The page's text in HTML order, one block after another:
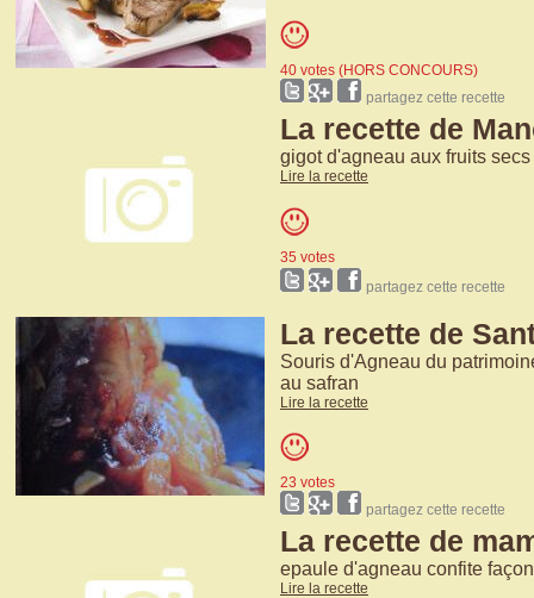
40 votes (HORS CONCOURS)
partagez cette recette
La recette de
gigot d'agneau aux fruits
Lire la recette
35 votes
partagez cette recette
La recette de
Souris d'Agneau du
au safran
Lire la recette
23 votes
partagez cette recette
La recette de
epaule d'agneau confite
Lire la recette